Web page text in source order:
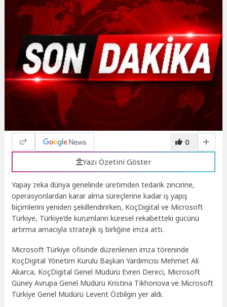
0
Yazı Özetini Göster
Yapay zeka dünya genelinde üretimden tedarik zincirine,
operasyonlardan karar alma süreçlerine kadar iş yapış
biçimlerini yeniden şekillendirirken, KoçDigital ve Microsoft
Türkiye, Türkiye’de kurumların küresel rekabetteki gücünü
artırma amacıyla stratejik iş birliğine imza attı.
Microsoft Türkiye ofisinde düzenlenen imza töreninde
KoçDigital Yönetim Kurulu Başkan Yardımcısı Mehmet Ali
Akarca, KoçDigital Genel Müdürü Evren Dereci, Microsoft
Güney Avrupa Genel Müdürü Kristina Tikhonova ve Microsoft
Türkiye Genel Müdürü Levent Özbilgin yer aldı.